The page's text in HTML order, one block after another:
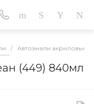
/ Автоэмали акриловые
(449) 840мл